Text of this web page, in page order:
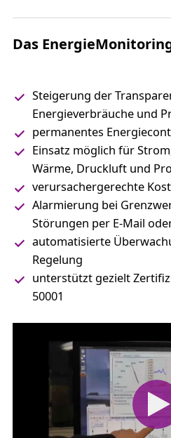
Das
Steigerung der
Energieverbräuche und
permanentes
Einsatz möglich für
Wärme, Druckluft und
verursachergerechte
Alarmierung bei
Störungen per E-Mail
automatisierte
Regelung
unterstützt gezielt
50001